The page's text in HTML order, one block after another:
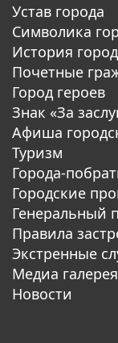
Устав города
Символика
История
Почетные
Город героев
Знак «За
Афиша
Туризм
Города-
Городские
Генеральный
Правила
Экстренные
Медиа галерея
Новости